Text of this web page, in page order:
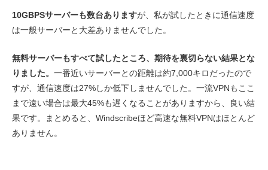
10GBPSサーバーも数台ありますが、私が試したときに通信速度
は一般サーバーと大差ありませんでした。
無料サーバーもすべて試したところ、期待を裏切らない結果とな
りました。 一番近いサーバーとの距離は約7,000キロだったので
すが、通信速度は27%しか低下しませんでした。一流VPNもここ
まで遠い場合は最大45%も遅くなることがありますから、良い結
果です。まとめると、Windscribeほど高速な無料VPNはほとんど
ありません。